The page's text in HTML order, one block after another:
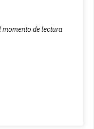
de lectura